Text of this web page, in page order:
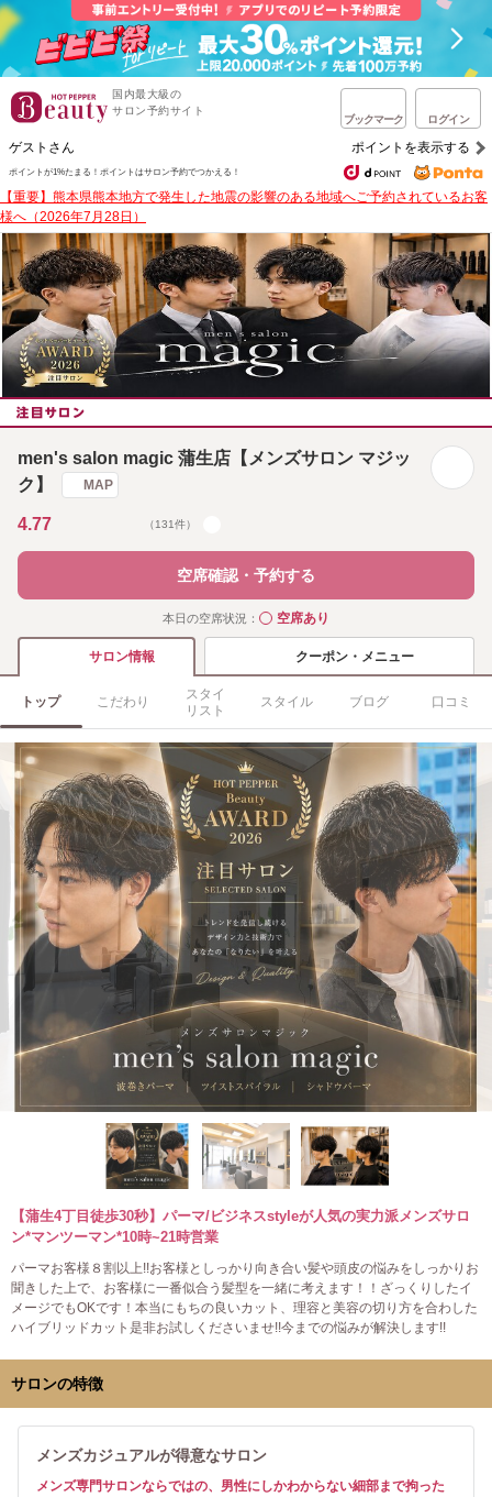
国内最大級の
サロン予約サイト
ブックマーク ログイン
ゲストさん ポイントを表示する
ポイントが1%たまる！ ポイントはサロン予約でつかえる！
【重要】熊本県熊本地方で発生した地震の影響のある地域へご予約されているお客
様へ（2026年7月28日）
men's salon magic 蒲生店【メンズサロン マジッ
ク】
MAP
4.77 （131件）
空席確認・予約する
本日の空席状況： ◯空席あり
サロン情報 クーポン・メニュー
トップ こだわり
スタイ
リスト
スタイル ブログ 口コミ
【蒲生4丁目徒歩30秒】パーマ/ビジネスstyleが人気の実力派メンズサロ
ン*マンツーマン*10時~21時営業
パーマお客様８割以上!!お客様としっかり向き合い髪や頭皮の悩みをしっかりお
聞きした上で、お客様に一番似合う髪型を一緒に考えます！！ざっくりしたイ
メージでもOKです！本当にもちの良いカット、理容と美容の切り方を合わした
ハイブリッドカット是非お試しくださいませ!!今までの悩みが解決します!!
サロンの特徴
メンズカジュアルが得意なサロン
メンズ専門サロンならではの、男性にしかわからない細部まで拘った